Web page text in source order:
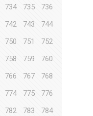
734 735
736
742 743
744
750 751
752
758 759
760
766 767
768
774 775
776
782 783
784